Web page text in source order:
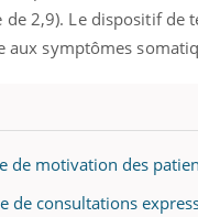
2,9). Le dispositif de
symptômes
de motivation des
de consultations